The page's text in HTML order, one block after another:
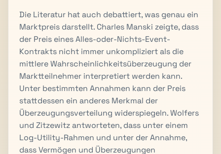
Die Literatur hat auch debattiert, was genau ein
Marktpreis darstellt. Charles Manski zeigte, dass
der Preis eines Alles-oder-Nichts-Event-
Kontrakts nicht immer unkompliziert als die
mittlere Wahrscheinlichkeitsüberzeugung der
Marktteilnehmer interpretiert werden kann.
Unter bestimmten Annahmen kann der Preis
stattdessen ein anderes Merkmal der
Überzeugungsverteilung widerspiegeln. Wolfers
und Zitzewitz antworteten, dass unter einem
Log-Utility-Rahmen und unter der Annahme,
dass Vermögen und Überzeugungen